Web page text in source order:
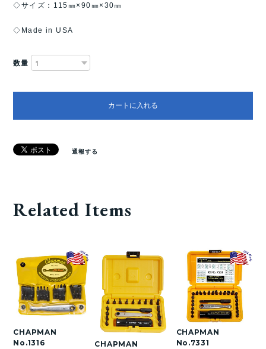
◇サイズ：115㎜×90㎜×30㎜
◇Made in USA
数量
カートに入れる
通報する
Related Items
CHAPMAN
No.1316
CHAPMAN
CHAPMAN
No.7331